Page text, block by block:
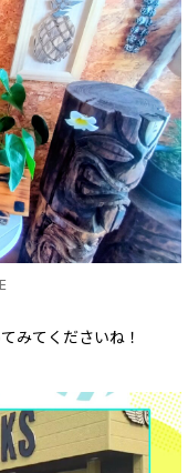
みてくださいね！